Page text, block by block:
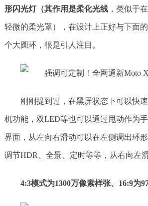
形闪光灯（其作用是柔化光线，类似于
轻微的柔光罩），在设计上正好与下面
个大圆环，很是引人注目。
刚刚提到过，在黑屏状态下可以快
机功能，双LED等也可以通过甩动作为
界面，从左向右滑动可以在左侧调出环
调节HDR、全景、定时等等，从右向左
4:3模式为1300万像素样张、16:9为